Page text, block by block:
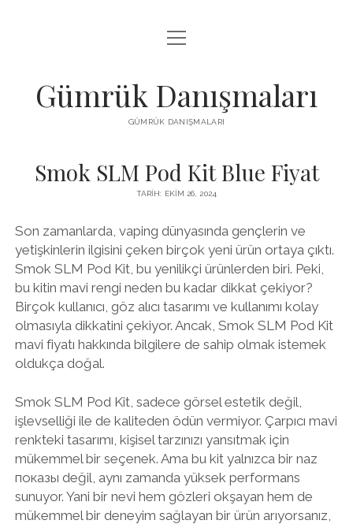
IGTV BEĞENI HILESI PARASIZ
menüyü
aç
Gümrük Danışmaları
GÜMRÜK DANIŞMALARI
Smok SLM Pod Kit Blue Fiyat
TARIH: EKIM 26, 2024
Son zamanlarda, vaping dünyasında gençlerin ve
yetişkinlerin ilgisini çeken birçok yeni ürün ortaya çıktı.
Smok SLM Pod Kit, bu yenilikçi ürünlerden biri. Peki,
bu kitin mavi rengi neden bu kadar dikkat çekiyor?
Birçok kullanıcı, göz alıcı tasarımı ve kullanımı kolay
olmasıyla dikkatini çekiyor. Ancak, Smok SLM Pod Kit
mavi fiyatı hakkında bilgilere de sahip olmak istemek
oldukça doğal.
Smok SLM Pod Kit, sadece görsel estetik değil,
işlevselliği ile de kaliteden ödün vermiyor. Çarpıcı mavi
renkteki tasarımı, kişisel tarzınızı yansıtmak için
mükemmel bir seçenek. Ama bu kit yalnızca bir naz
показы değil, aynı zamanda yüksek performans
sunuyor. Yani bir nevi hem gözleri okşayan hem de
mükemmel bir deneyim sağlayan bir ürün arıyorsanız,